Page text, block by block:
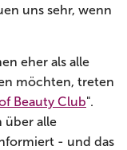
uns sehr, wenn
eher als alle
möchten, treten
Beauty Club".
über alle
- und das